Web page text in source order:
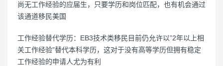
尚无工作经验的应届生，只要学历和岗位匹配，也有机会通过
该通道移民美国
工作经验替代学历‌：EB3技术类移民目前仍允许以”2年以上相
关工作经验”替代本科学历，这对于没有高等学历但拥有稳定
工作经验的申请人尤为有利